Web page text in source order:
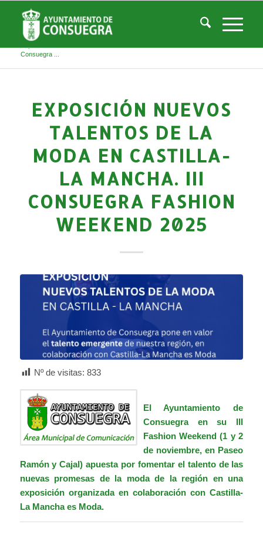
Noticias
Usted está aquí: Inicio / Noticias Turismo
El blog de Turismo /
Consuegra ...
EXPOSICIÓN NUEVOS
TALENTOS DE LA
MODA EN CASTILLA-
LA MANCHA. III
CONSUEGRA FASHION
WEEKEND 2025
Nº de visitas: 833
El Ayuntamiento de
Consuegra en su III
Fashion Weekend (1 y 2
de noviembre, en Paseo
Ramón y Cajal) apuesta por fomentar el talento de las
nuevas promesas de la moda de la región en una
exposición organizada en colaboración con Castilla-
La Mancha es Moda.